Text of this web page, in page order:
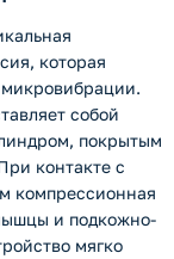
которая
собой
покрытым
контакте с
компрессионная
и подкожно-
мягко